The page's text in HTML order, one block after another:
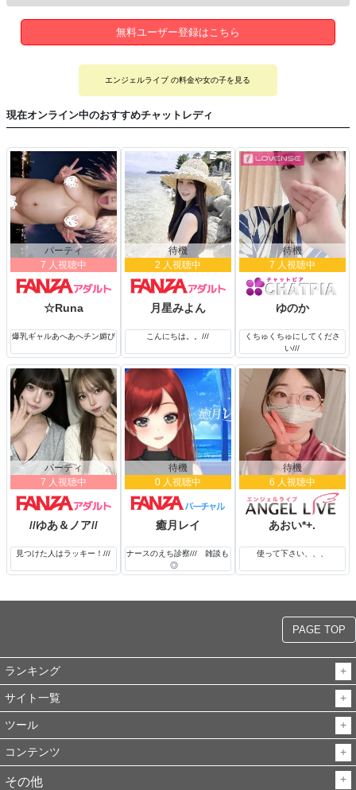
無料ユーザー登録はこちら
エンジェルライブ の料金や女の子を見る
現在オンライン中のおすすめチャットレディ
パーティ
7 人視聴中
☆Runa
爆乳ギャルあへあへチン媚び
待機
2 人視聴中
月星みよん
こんにちは。。///
待機
7 人視聴中
ゆのか
くちゅくちゅにしてくださ
い///
パーティ
7 人視聴中
//ゆあ＆ノア//
見つけた人はラッキー！///
待機
0 人視聴中
癒月レイ
ナースのえち診察/// 雑談も
◎
待機
6 人視聴中
あおい*+.
使って下さい、、、
PAGE TOP
ランキング
サイト一覧
ツール
コンテンツ
その他